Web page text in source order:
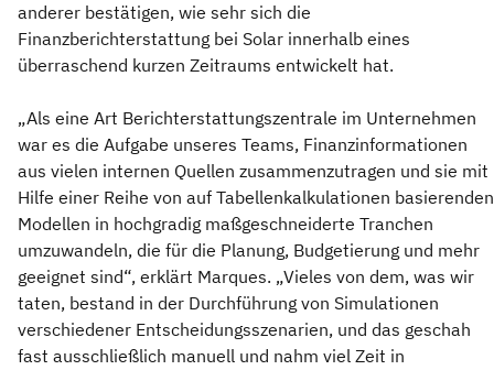
anderer bestätigen, wie sehr sich die
Finanzberichterstattung bei Solar innerhalb eines
überraschend kurzen Zeitraums entwickelt hat.
„Als eine Art Berichterstattungszentrale im Unternehmen
war es die Aufgabe unseres Teams, Finanzinformationen
aus vielen internen Quellen zusammenzutragen und sie mit
Hilfe einer Reihe von auf Tabellenkalkulationen basierenden
Modellen in hochgradig maßgeschneiderte Tranchen
umzuwandeln, die für die Planung, Budgetierung und mehr
geeignet sind“, erklärt Marques. „Vieles von dem, was wir
taten, bestand in der Durchführung von Simulationen
verschiedener Entscheidungsszenarien, und das geschah
fast ausschließlich manuell und nahm viel Zeit in